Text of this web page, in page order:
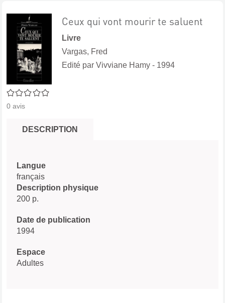
0/5
0 avis
Ceux qui vont mourir te saluent
Livre
Vargas, Fred
Edité par Vivviane Hamy - 1994
DESCRIPTION
Langue
français
Description physique
200 p.
Date de publication
1994
Espace
Adultes